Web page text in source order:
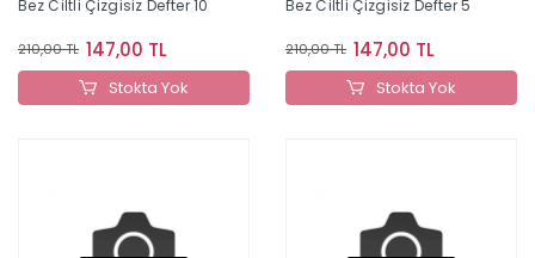
Bez Ciltli Çizgisiz Defter 10
210,00 TL 147,00 TL
Stokta Yok
Bez Ciltli Çizgisiz Defter 5
210,00 TL 147,00 TL
Stokta Yok